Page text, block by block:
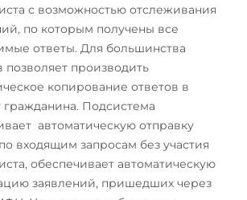
с возможностью отслеживания
по которым получены все
ответы. Для большинства
позволяет производить
копирование ответов в
гражданина. Подсистема
автоматическую отправку
входящим запросам без участия
обеспечивает автоматическую
заявлений, пришедших через